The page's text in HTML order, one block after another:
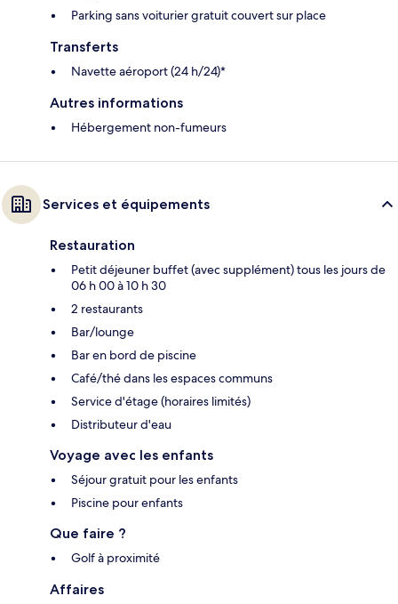
Parking sans voiturier gratuit couvert sur place
Transferts
Navette aéroport (24 h/24)*
Autres informations
Hébergement non-fumeurs
Services et équipements
Restauration
Petit déjeuner buffet (avec supplément) tous les jours de
06 h 00 à 10 h 30
2 restaurants
Bar/lounge
Bar en bord de piscine
Café/thé dans les espaces communs
Service d'étage (horaires limités)
Distributeur d'eau
Voyage avec les enfants
Séjour gratuit pour les enfants
Piscine pour enfants
Que faire ?
Golf à proximité
Affaires